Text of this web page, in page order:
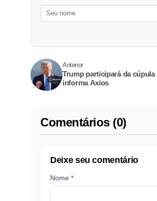
Anterior
Trump participará da cúpula
informa Axios
Comentários (0)
Deixe seu comentário
Nome *